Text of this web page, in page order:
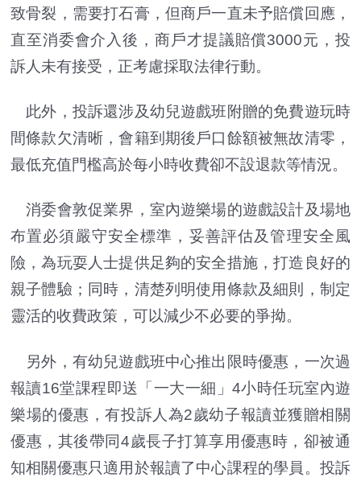
致骨裂，需要打石膏，但商戶一直未予賠償回應，
直至消委會介入後，商戶才提議賠償3000元，投
訴人未有接受，正考慮採取法律行動。
此外，投訴還涉及幼兒遊戲班附贈的免費遊玩時
間條款欠清晰，會籍到期後戶口餘額被無故清零，
最低充值門檻高於每小時收費卻不設退款等情況。
消委會敦促業界，室內遊樂場的遊戲設計及場地
布置必須嚴守安全標準，妥善評估及管理安全風
險，為玩耍人士提供足夠的安全措施，打造良好的
親子體驗；同時，清楚列明使用條款及細則，制定
靈活的收費政策，可以減少不必要的爭拗。
另外，有幼兒遊戲班中心推出限時優惠，一次過
報讀16堂課程即送「一大一細」4小時任玩室內遊
樂場的優惠，有投訴人為2歲幼子報讀並獲贈相關
優惠，其後帶同4歲長子打算享用優惠時，卻被通
知相關優惠只適用於報讀了中心課程的學員。投訴